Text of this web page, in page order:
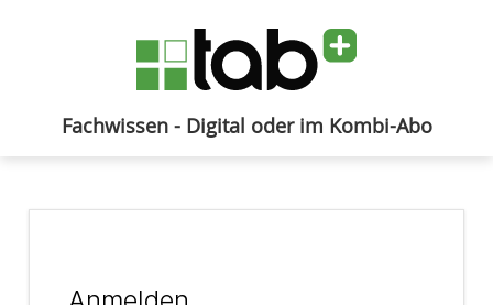
Fachwissen - Digital oder im Kombi-Abo